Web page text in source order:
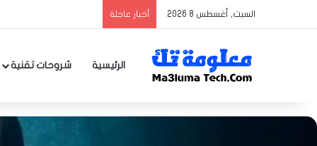
السبت, أغسطس 8 2026 أخبار عاجلة
الرئيسية شروحات تقنية